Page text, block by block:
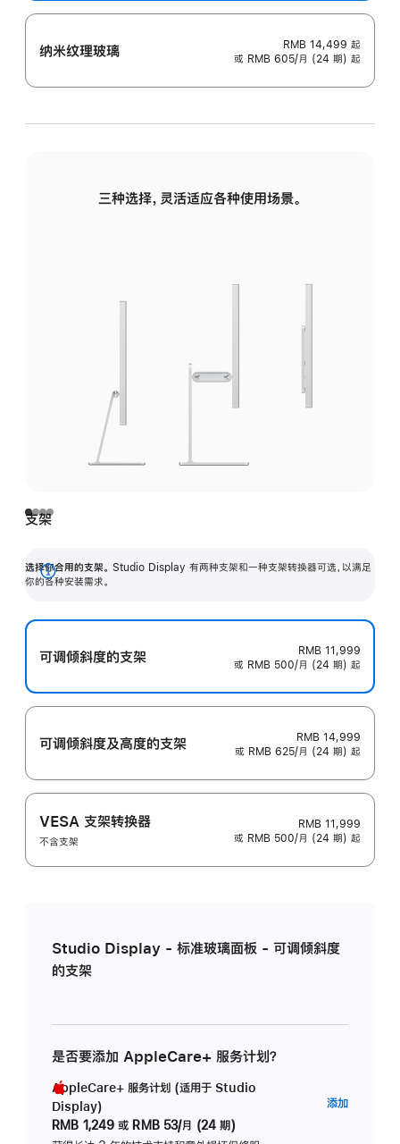
纳米纹理玻璃 RMB 14,499 起
或 RMB 605/月 (24 期) 起
三种选择，灵活适应各种使用场景。
支架
选择你合用的支架。 Studio Display 有两种支架和一种支架转换器可选，以满足
你的各种安装需求。
展
可调倾斜度的支架
RMB 11,999
或 RMB 500/月 (24 期) 起
可调倾斜度及高‍度的支‍架
RMB 14,999
或 RMB 625/月 (24 期) 起
VESA 支架转换器
不含支架
RMB 11,999
或 RMB 500/月 (24 期) 起
Studio Display - 标准玻璃面板 - 可调倾斜度
的支架
是否要添加 AppleCare+ 服务计划？
AppleCare+ 服务计划 (适用于 Studio
Display)
RMB 1,249 或 RMB 53/月 (24 期)
添加